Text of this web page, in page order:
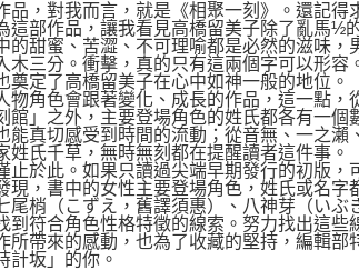
品，對我而言，就是《相聚一刻》。還記
這部作品，讓我看見高橋留美子除了亂馬½
的甜蜜、苦澀、不可理喻都是必然的滋味
木三分。衝擊，真的只有這兩個字可以形容
奠定了高橋留美子在心中如神一般的地位。
物角色會跟著變化、成長的作品，這一點，
館」之外，主要登場角色的姓氏都各有一
能真切感受到時間的流動；從音無、一之瀨
氏千草，無時無刻都在提醒讀者這件事。
止於此。如果只讀過尖端早期發行的初版
現，書中的女性主要登場角色，姓氏或名
尾梢（こずえ，舊譯須惠）、八神芽（いぶ
到符合角色性格特徵的線索。努力找出這些
所帶來的感動，也為了收藏的堅持，編輯部
計坂」的你。